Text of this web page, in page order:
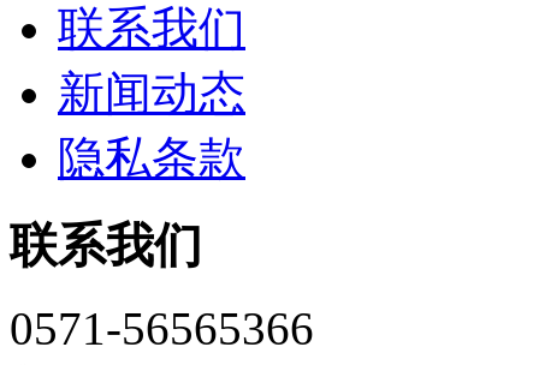
联系我们
新闻动态
隐私条款
联系我们
0571-56565366